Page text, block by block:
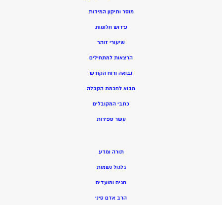
מוסר ותיקון המידות
פירוש חלומות
שיעורי זוהר
הרצאות למתחילים
נבואה ורוח הקודש
מבוא לחכמת הקבלה
כתבי המקובלים
עשר ספירות
תורה ומדע
גלגול נשמות
חגים ומועדים
הרב אדם סיני